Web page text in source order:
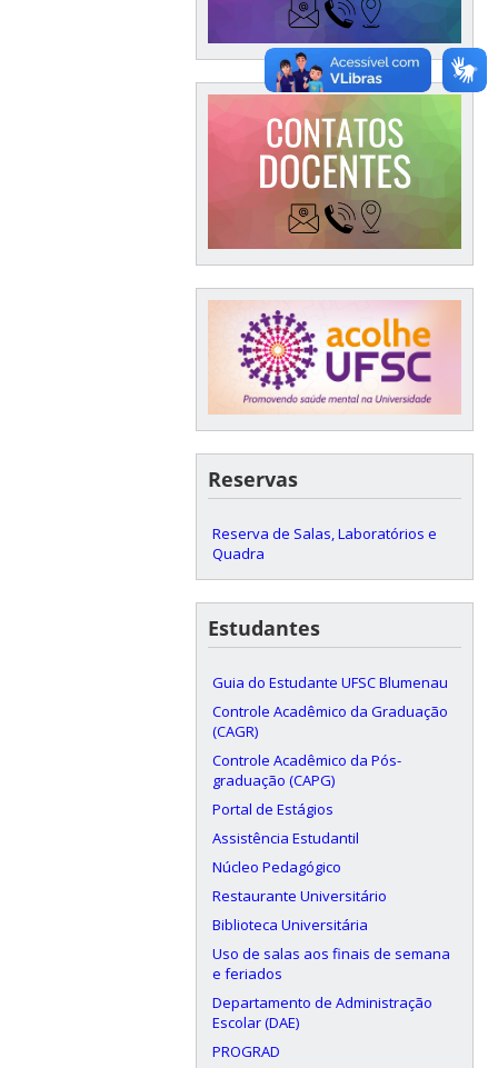
Reservas
Reserva de Salas, Laboratórios e
Quadra
Estudantes
Guia do Estudante UFSC Blumenau
Controle Acadêmico da Graduação
(CAGR)
Controle Acadêmico da Pós-
graduação (CAPG)
Portal de Estágios
Assistência Estudantil
Núcleo Pedagógico
Restaurante Universitário
Biblioteca Universitária
Uso de salas aos finais de semana
e feriados
Departamento de Administração
Escolar (DAE)
PROGRAD